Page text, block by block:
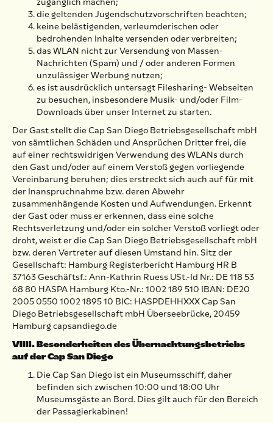
zugänglich machen;
die geltenden Jugendschutzvorschriften beachten;
keine belästigenden, verleumderischen oder
bedrohenden Inhalte versenden oder verbreiten;
das WLAN nicht zur Versendung von Massen-
Nachrichten (Spam) und / oder anderen Formen
unzulässiger Werbung nutzen;
es ist ausdrücklich untersagt Filesharing- Webseiten
zu besuchen, insbesondere Musik- und/oder Film-
Downloads über unser Internet zu starten.
Der Gast stellt die Cap San Diego Betriebsgesellschaft mbH
von sämtlichen Schäden und Ansprüchen Dritter frei, die
auf einer rechtswidrigen Verwendung des WLANs durch
den Gast und/oder auf einem Verstoß gegen vorliegende
Vereinbarung beruhen; dies erstreckt sich auch auf für mit
der Inanspruchnahme bzw. deren Abwehr
zusammenhängende Kosten und Aufwendungen. Erkennt
der Gast oder muss er erkennen, dass eine solche
Rechtsverletzung und/oder ein solcher Verstoß vorliegt oder
droht, weist er die Cap San Diego Betriebsgesellschaft mbH
bzw. deren Vertreter auf diesen Umstand hin. Sitz der
Gesellschaft: Hamburg Registerbericht Hamburg HR B
37163 Geschäftsf.: Ann-Kathrin Ruess USt.-Id Nr.: DE 118 53
68 80 HASPA Hamburg Kto.-Nr.: 1002 189 510 IBAN: DE20
2005 0550 1002 1895 10 BIC: HASPDEHHXXX Cap San
Diego Betriebsgesellschaft mbH Überseebrücke, 20459
Hamburg capsandiego.de
VIIII. Besonderheiten des Übernachtungsbetriebs
auf der Cap San Diego
Die Cap San Diego ist ein Museumsschiff, daher
befinden sich zwischen 10:00 und 18:00 Uhr
Museumsgäste an Bord. Dies gilt auch für den Bereich
der Passagierkabinen!